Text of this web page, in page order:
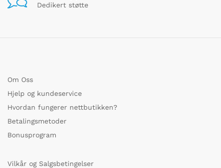
Dedikert støtte
Om Oss
Hjelp og kundeservice
Hvordan fungerer nettbutikken?
Betalingsmetoder
Bonusprogram
Vilkår og Salgsbetingelser